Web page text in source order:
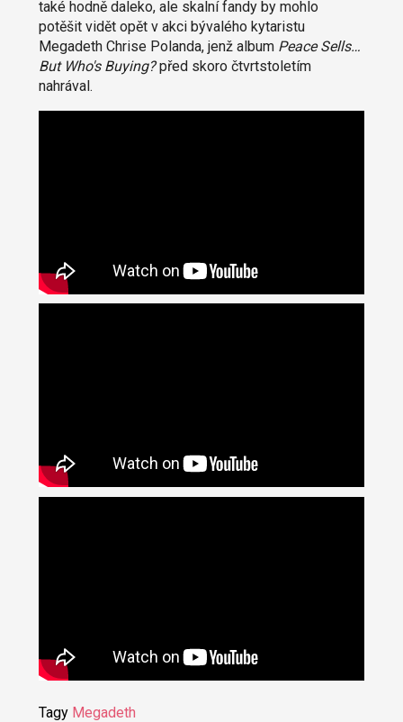
také hodně daleko, ale skalní fandy by mohlo
potěšit vidět opět v akci bývalého kytaristu
Megadeth Chrise Polanda, jenž album Peace Sells…
But Who's Buying?před skoro čtvrtstoletím
nahrával.
Tagy Megadeth